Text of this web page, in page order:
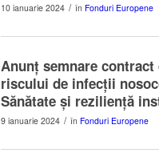
10 ianuarie 2024 / în Fonduri Europene
Anunț semnare contract
riscului de infecții
Sănătate și reziliență
9 ianuarie 2024 / în Fonduri Europene